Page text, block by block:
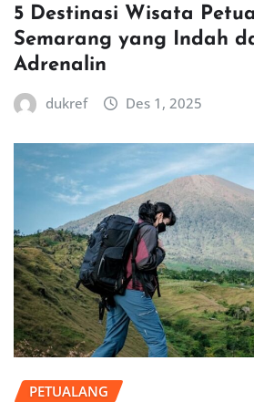
5 Destinasi Wisata
Semarang yang Indah
Adrenalin
dukref Des 1, 2025
PETUALANG